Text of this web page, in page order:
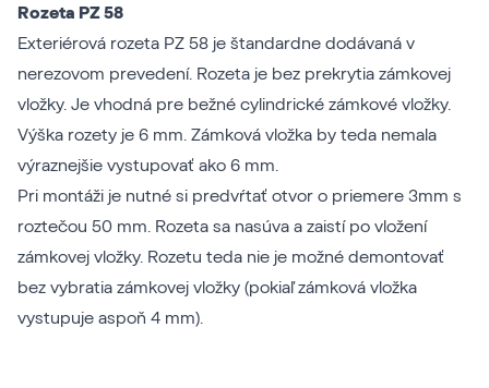
Rozeta PZ 58
Exteriérová rozeta PZ 58 je štandardne dodávaná v
nerezovom prevedení. Rozeta je bez prekrytia zámkovej
vložky. Je vhodná pre bežné cylindrické zámkové vložky.
Výška rozety je 6 mm. Zámková vložka by teda nemala
výraznejšie vystupovať ako 6 mm.
Pri montáži je nutné si predvŕtať otvor o priemere 3mm s
roztečou 50 mm. Rozeta sa nasúva a zaistí po vložení
zámkovej vložky. Rozetu teda nie je možné demontovať
bez vybratia zámkovej vložky (pokiaľ zámková vložka
vystupuje aspoň 4 mm).